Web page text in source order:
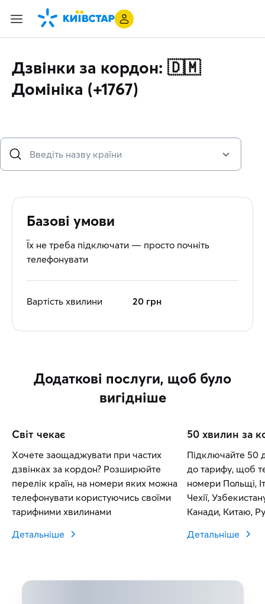
Дзвінки за кордон: 🇩🇲
Домініка (+1767)
Базові умови
Їх не треба підключати — просто почніть
телефонувати
Вартість хвилини 20 грн
Додаткові послуги, щоб було
вигідніше
Світ чекає
Хочете заощаджувати при частих
дзвінках за кордон? Розширюйте
перелік країн, на номери яких можна
телефонувати користуючись своїми
тарифними хвилинами
Детальніше
50 хвилин за
Підключайте 50
до тарифу, щоб
номери Польщі,
Чехії,
Канади, Китаю,
Детальніше